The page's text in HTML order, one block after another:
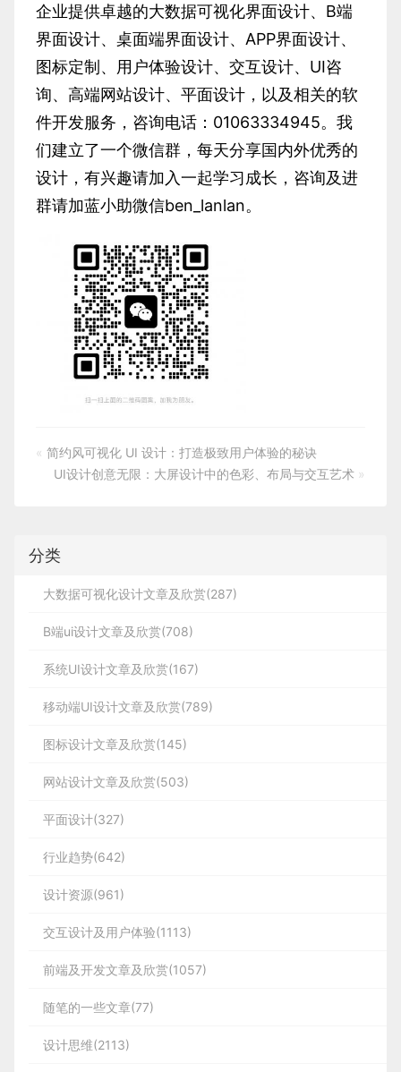
企业提供卓越的大数据可视化界面设计、B端
界面设计、桌面端界面设计、APP界面设计、
图标定制、用户体验设计、交互设计、UI咨
询、高端网站设计、平面设计，以及相关的软
件开发服务，咨询电话：01063334945。我
们建立了一个微信群，每天分享国内外优秀的
设计，有兴趣请加入一起学习成长，咨询及进
群请加蓝小助微信ben_lanlan。
« 简约风可视化 UI 设计：打造极致用户体验的秘诀
UI设计创意无限：大屏设计中的色彩、布局与交互艺术 »
分类
大数据可视化设计文章及欣赏(287)
B端ui设计文章及欣赏(708)
系统UI设计文章及欣赏(167)
移动端UI设计文章及欣赏(789)
图标设计文章及欣赏(145)
网站设计文章及欣赏(503)
平面设计(327)
行业趋势(642)
设计资源(961)
交互设计及用户体验(1113)
前端及开发文章及欣赏(1057)
随笔的一些文章(77)
设计思维(2113)